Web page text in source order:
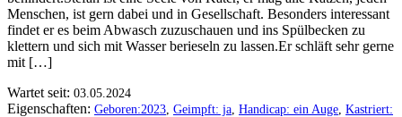
Menschen, ist gern dabei und in Gesellschaft. Besonders interessant
findet er es beim Abwasch zuzuschauen und ins Spülbecken zu
klettern und sich mit Wasser berieseln zu lassen.Er schläft sehr gerne
mit […]
Wartet seit: 03.05.2024
Eigenschaften: Geboren:2023 Geimpft: ja Handicap: ein Auge Kastriert: